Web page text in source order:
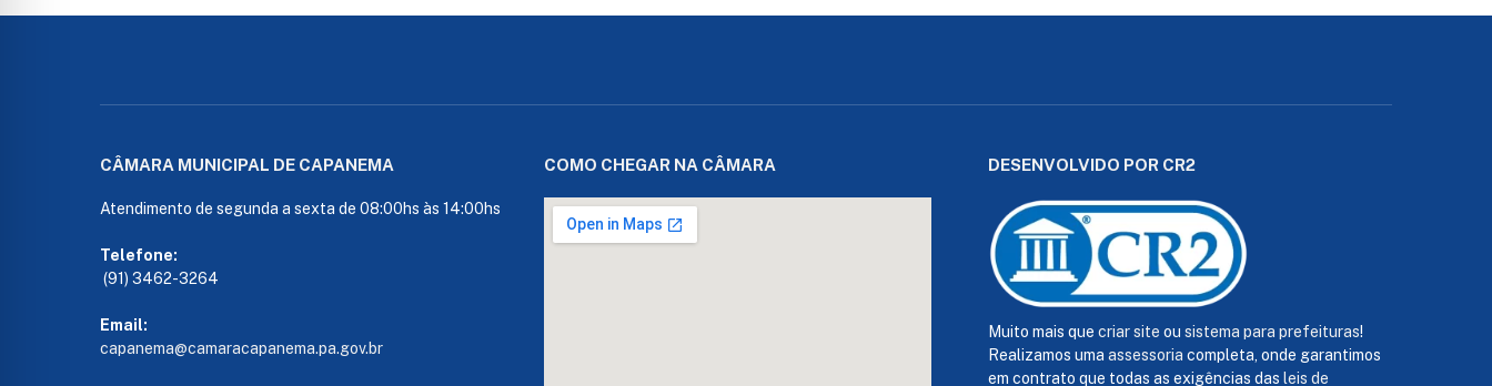
CÂMARA MUNICIPAL DE CAPANEMA
Atendimento de segunda a sexta de 08:00hs às 14:00hs
Telefone:
(91) 3462-3264
Email:
capanema@camaracapanema.pa.gov.br
COMO CHEGAR NA CÂMARA DESENVOLVIDO POR CR2
Muito mais que criar site ou sistema para prefeituras!
Realizamos uma assessoria completa, onde garantimos
em contrato que todas as exigências das leis de